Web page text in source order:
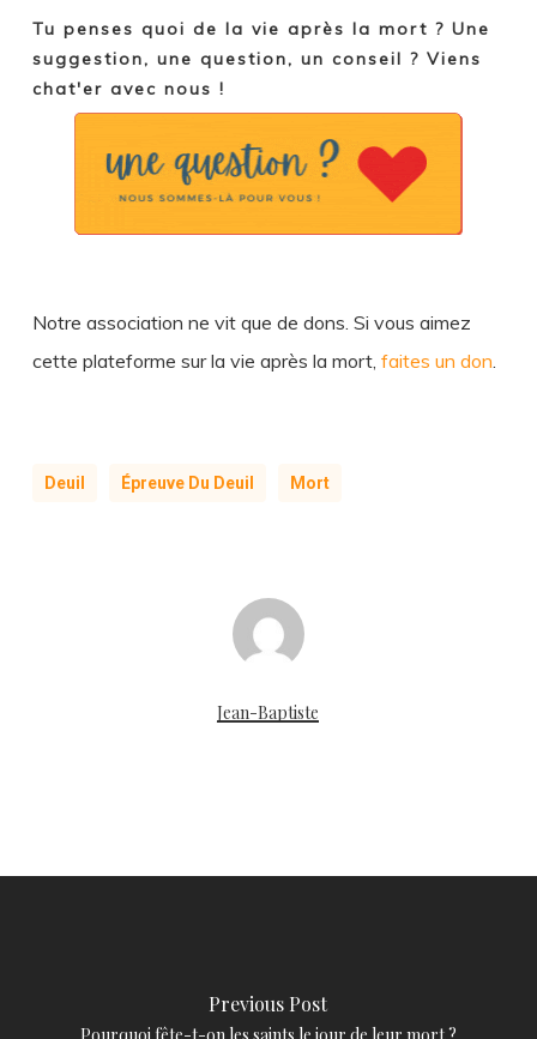
Tu penses quoi de la vie après la mort ? Une
suggestion, une question, un conseil ? Viens
chat'er avec nous !
Notre association ne vit que de dons. Si vous aimez
cette plateforme sur la vie après la mort, faites un don.
Deuil Épreuve Du Deuil Mort
Jean-Baptiste
Previous Post